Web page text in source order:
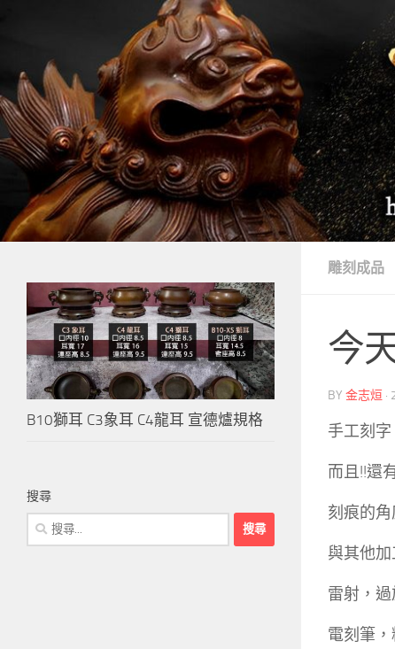
雕刻成品
今
BY 金志烜 ·
手工刻
而且!!還
刻痕的
與其他
雷射，
電刻筆
B10獅耳 C3象耳 C4龍耳 宣德爐規格
搜尋
搜
尋